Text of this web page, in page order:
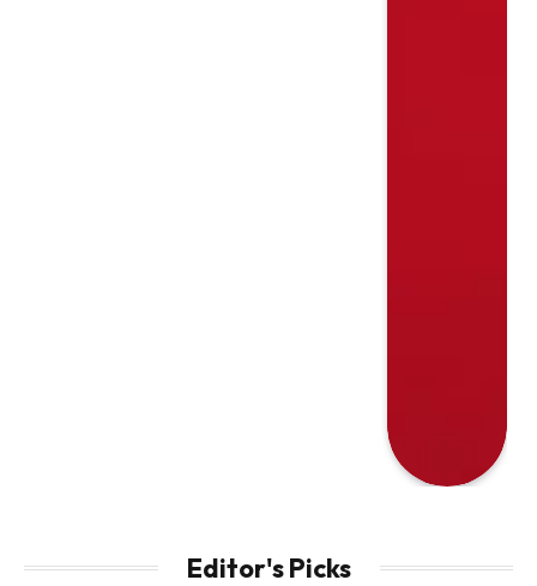
Editor's Picks